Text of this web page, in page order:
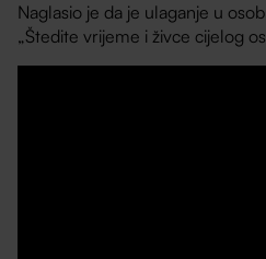
Naglasio je da je ulaganje u
„Štedite vrijeme i živce cijelog